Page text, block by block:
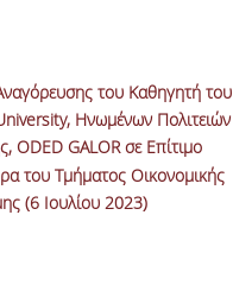
του Καθηγητή του
Ηνωμένων Πολιτειών
ODED GALOR σε Επίτιμο
του Τμήματος Οικονομικής
(6 Ιουλίου 2023)